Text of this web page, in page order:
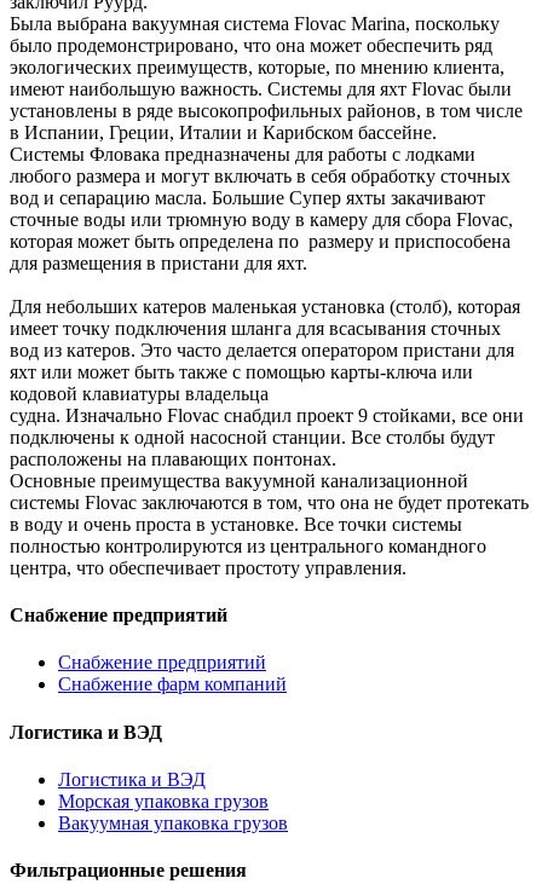
Была выбрана вакуумная система Flovac Marina, поскольку
было продемонстрировано, что она может обеспечить ряд
экологических преимуществ, которые, по мнению клиента,
имеют наибольшую важность. Системы для яхт Flovac были
установлены в ряде высокопрофильных районов, в том числе
в Испании, Греции, Италии и Карибском бассейне.
Системы Фловака предназначены для работы с лодками
любого размера и могут включать в себя обработку сточных
вод и сепарацию масла. Большие Супер яхты закачивают
сточные воды или трюмную воду в камеру для сбора Flovac,
которая может быть определена по размеру и приспособена
для размещения в пристани для яхт.
Для небольших катеров маленькая установка (столб), которая
имеет точку подключения шланга для всасывания сточных
вод из катеров. Это часто делается оператором пристани для
яхт или может быть также с помощью карты-ключа или
кодовой клавиатуры владельца
судна. Изначально Flovac снабдил проект 9 стойками, все они
подключены к одной насосной станции. Все столбы будут
расположены на плавающих понтонах.
Основные преимущества вакуумной канализационной
системы Flovac заключаются в том, что она не будет протекать
в воду и очень проста в установке. Все точки системы
полностью контролируются из центрального командного
центра, что обеспечивает простоту управления.
Снабжение предприятий
Снабжение предприятий
Снабжение фарм компаний
Логистика и ВЭД
Логистика и ВЭД
Морская упаковка грузов
Вакуумная упаковка грузов
Фильтрационные решения